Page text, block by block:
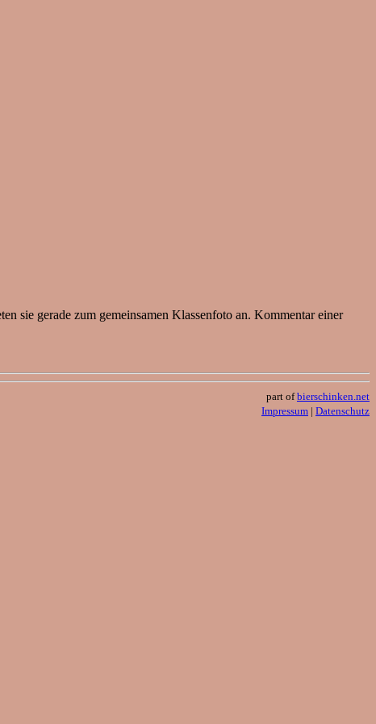
sie gerade zum gemeinsamen Klassenfoto an. Kommentar einer
part ofbierschinken.net
Impressum | Datenschutz